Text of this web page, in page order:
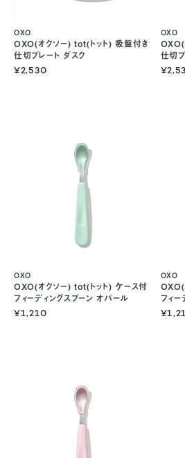
OXO(オクソー) tot(トット) 吸盤付き
仕切プレート ダスク
OXO
¥2,530
OXO(
仕切
OXO
OXO(オクソー) tot(トット) ケース付
フィーディングスプーン オパール
OXO
¥1,210
OXO(
フィ
OXO